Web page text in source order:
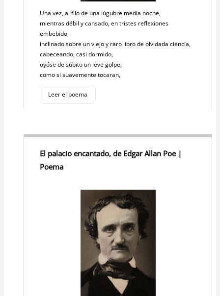
Una vez, al filo de una lúgubre media noche,
mientras débil y cansado, en tristes reflexiones
embebido,
inclinado sobre un viejo y raro libro de olvidada ciencia,
cabeceando, casi dormido,
oyóse de súbito un leve golpe,
como si suavemente tocaran,
Leer el poema
El palacio encantado, de Edgar Allan Poe |
Poema